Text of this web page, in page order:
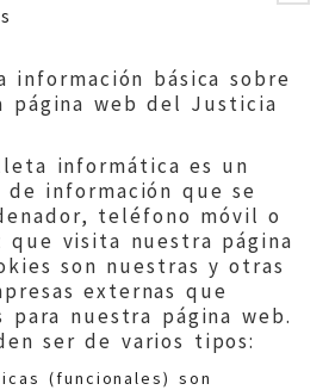
información básica sobre
página web del Justicia
informática es un
de información que se
teléfono móvil o
que visita nuestra página
son nuestras y otras
externas que
para nuestra página web.
ser de varios tipos:
(funcionales) son